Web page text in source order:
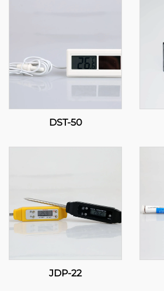
DST-50
JDP-22